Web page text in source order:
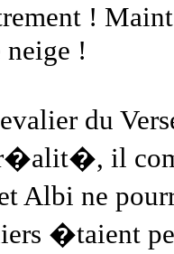
!
neige !
du
il
ne
�taient